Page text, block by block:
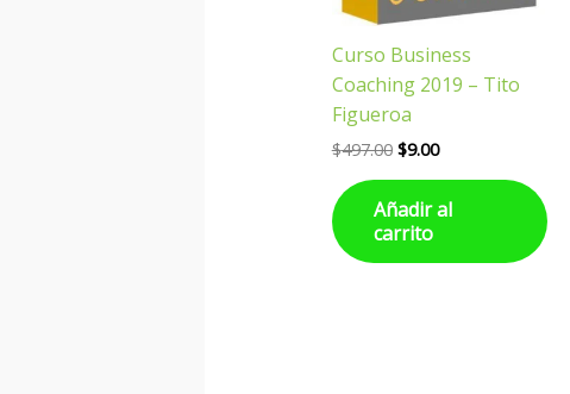
Curso Business
Coaching 2019 – Tito
Figueroa
$497.00 $9.00
Añadir al
carrito